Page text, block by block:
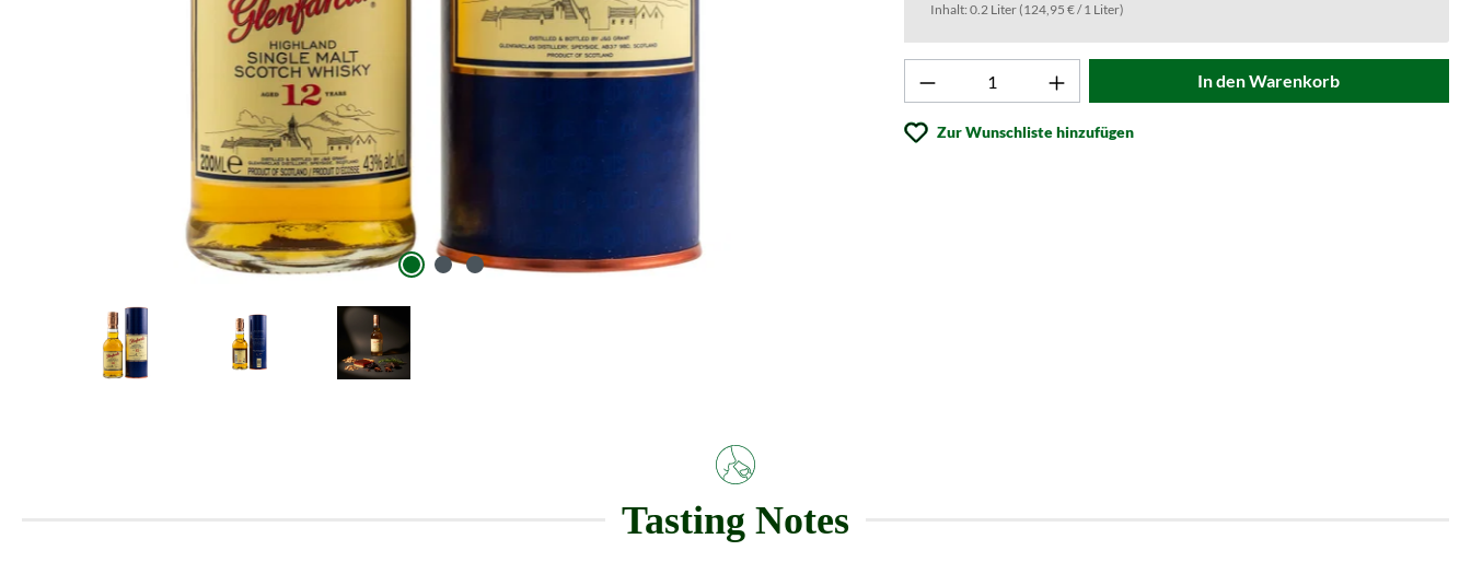
Inhalt:0.2 Liter(124,95 € / 1 Liter)
Produkt Anzahl: Gib den gewünschten Wert ein
In den Warenkorb
Zur Wunschliste hinzufügen
Tasting Notes